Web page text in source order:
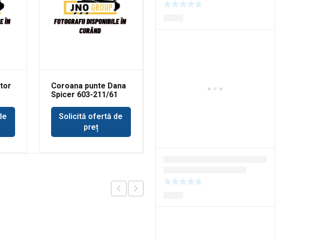
Coroana punte Dana
Spicer 603-211/61
Solicită ofertă de
preț